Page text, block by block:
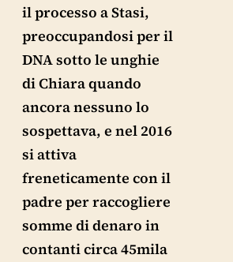
il processo a Stasi,
preoccupandosi per il
DNA sotto le unghie
di Chiara quando
ancora nessuno lo
sospettava, e nel 2016
si attiva
freneticamente con il
padre per raccogliere
somme di denaro in
contanti circa 45mila